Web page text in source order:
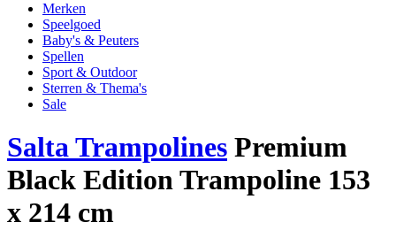
Merken
Speelgoed
Baby's & Peuters
Spellen
Sport & Outdoor
Sterren & Thema's
Sale
Salta Trampolines Premium
Black Edition Trampoline 153
x 214 cm